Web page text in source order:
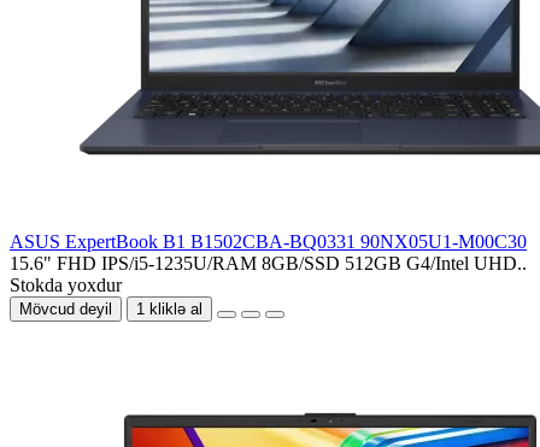
ASUS ExpertBook B1 B1502CBA-BQ0331 90NX05U1-M00C30
15.6" FHD IPS/i5-1235U/RAM 8GB/SSD 512GB G4/Intel UHD..
Stokda yoxdur
Mövcud deyil 1 kliklə al